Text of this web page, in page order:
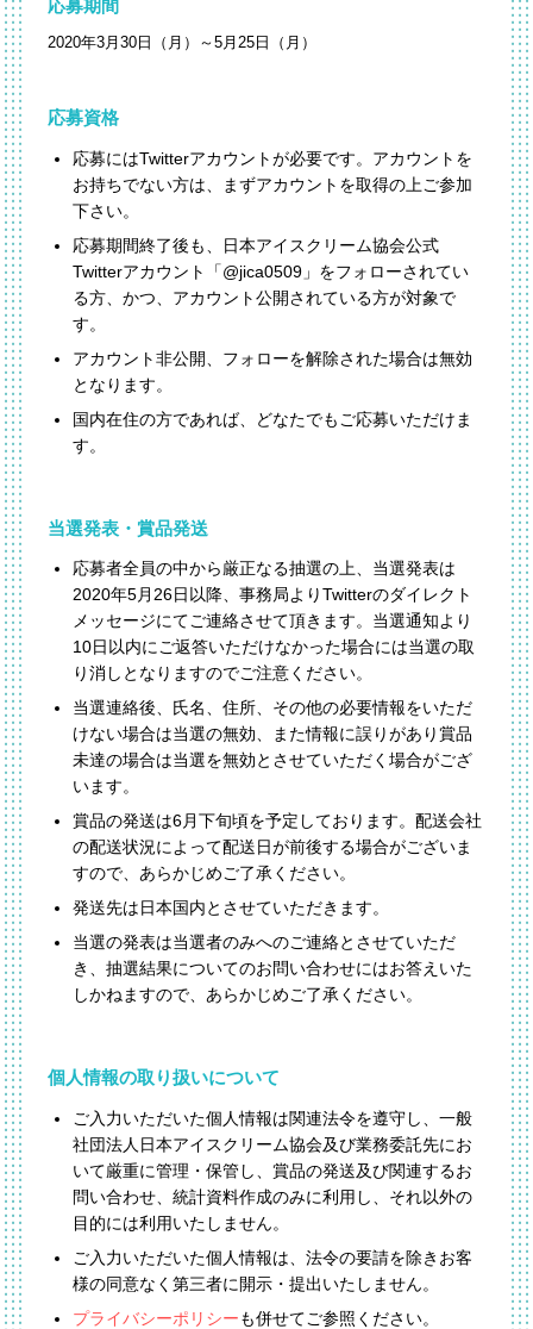
応募期間
2020年3月30日（月）～5月25日（月）
応募資格
応募にはTwitterアカウントが必要です。アカウントを
お持ちでない方は、まずアカウントを取得の上ご参加
下さい。
応募期間終了後も、日本アイスクリーム協会公式
Twitterアカウント「@jica0509」をフォローされてい
る方、かつ、アカウント公開されている方が対象で
す。
アカウント非公開、フォローを解除された場合は無効
となります。
国内在住の方であれば、どなたでもご応募いただけま
す。
当選発表・賞品発送
応募者全員の中から厳正なる抽選の上、当選発表は
2020年5月26日以降、事務局よりTwitterのダイレクト
メッセージにてご連絡させて頂きます。当選通知より
10日以内にご返答いただけなかった場合には当選の取
り消しとなりますのでご注意ください。
当選連絡後、氏名、住所、その他の必要情報をいただ
けない場合は当選の無効、また情報に誤りがあり賞品
未達の場合は当選を無効とさせていただく場合がござ
います。
賞品の発送は6月下旬頃を予定しております。配送会社
の配送状況によって配送日が前後する場合がございま
すので、あらかじめご了承ください。
発送先は日本国内とさせていただきます。
当選の発表は当選者のみへのご連絡とさせていただ
き、抽選結果についてのお問い合わせにはお答えいた
しかねますので、あらかじめご了承ください。
個人情報の取り扱いについて
ご入力いただいた個人情報は関連法令を遵守し、一般
社団法人日本アイスクリーム協会及び業務委託先にお
いて厳重に管理・保管し、賞品の発送及び関連するお
問い合わせ、統計資料作成のみに利用し、それ以外の
目的には利用いたしません。
ご入力いただいた個人情報は、法令の要請を除きお客
様の同意なく第三者に開示・提出いたしません。
プライバシーポリシーも併せてご参照ください。